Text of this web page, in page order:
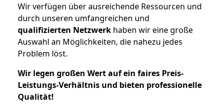
Wir verfügen über ausreichende Ressourcen und
durch unseren umfangreichen und
qualifizierten Netzwerk haben wir eine große
Auswahl an Möglichkeiten, die nahezu jedes
Problem löst.
Wir legen großen Wert auf ein faires Preis-
Leistungs-Verhältnis und bieten professionelle
Qualität!